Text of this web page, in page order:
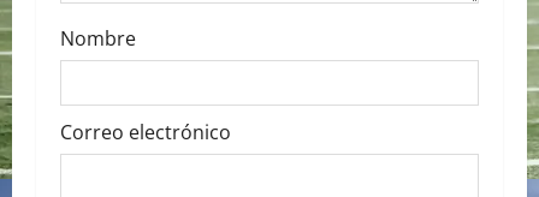
Nombre
Correo electrónico